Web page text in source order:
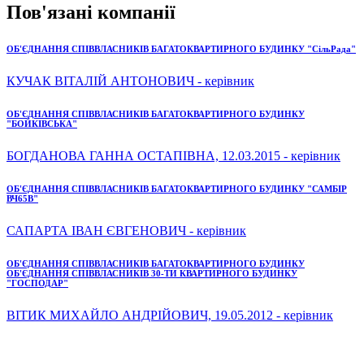
Пов'язані компанії
ОБ'ЄДНАННЯ СПІВВЛАСНИКІВ БАГАТОКВАРТИРНОГО БУДИНКУ "СільРада"
КУЧАК ВІТАЛІЙ АНТОНОВИЧ - керівник
ОБ'ЄДНАННЯ СПІВВЛАСНИКІВ БАГАТОКВАРТИРНОГО БУДИНКУ
"БОЙКІВСЬКА"
БОГДАНОВА ГАННА ОСТАПІВНА, 12.03.2015 - керівник
ОБ'ЄДНАННЯ СПІВВЛАСНИКІВ БАГАТОКВАРТИРНОГО БУДИНКУ "САМБІР
ВЧ65В"
САПАРТА ІВАН ЄВГЕНОВИЧ - керівник
ОБ'ЄДНАННЯ СПІВВЛАСНИКІВ БАГАТОКВАРТИРНОГО БУДИНКУ
ОБ'ЄДНАННЯ СПІВВЛАСНИКІВ 30-ТИ КВАРТИРНОГО БУДИНКУ
"ГОСПОДАР"
ВІТИК МИХАЙЛО АНДРІЙОВИЧ, 19.05.2012 - керівник